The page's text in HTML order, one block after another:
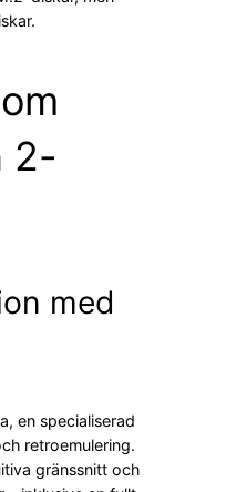
2-
med
en specialiserad
retroemulering.
gränssnitt och